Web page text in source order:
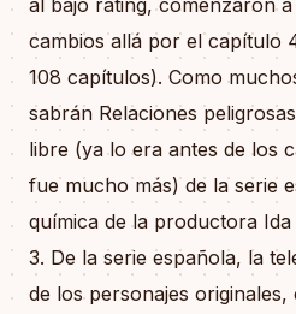
al bajo rating, comenzaron
cambios allá por el capítulo
108 capítulos). Como
sabrán Relaciones
libre (ya lo era antes de los
fue mucho más) de la serie
química de la productora
3. De la serie española, la
de los personajes